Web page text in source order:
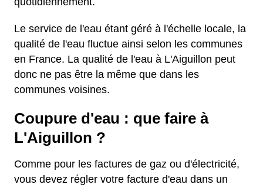
Le service de l'eau étant géré à l'échelle locale, la
qualité de l'eau fluctue ainsi selon les communes
en France. La qualité de l'eau à L'Aiguillon peut
donc ne pas être la même que dans les
communes voisines.
Coupure d'eau : que faire à
L'Aiguillon ?
Comme pour les factures de gaz ou d'électricité,
vous devez régler votre facture d'eau dans un